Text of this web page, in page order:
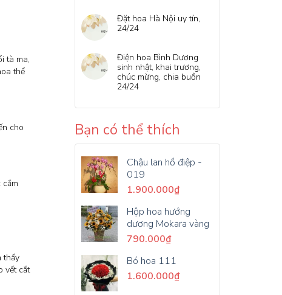
tà ma,
thể
cho
thấy
vết cắt
Đặt hoa Hà Nội uy tín,
24/24
Điện hoa Bình Dương
sinh nhật, khai trương,
chúc mừng, chia buồn
24/24
Bạn có thể thích
Chậu lan hồ điệp -
019
1.900.000₫
Hộp hoa hướng
dương Mokara vàng
790.000₫
Bó hoa 111
1.600.000₫